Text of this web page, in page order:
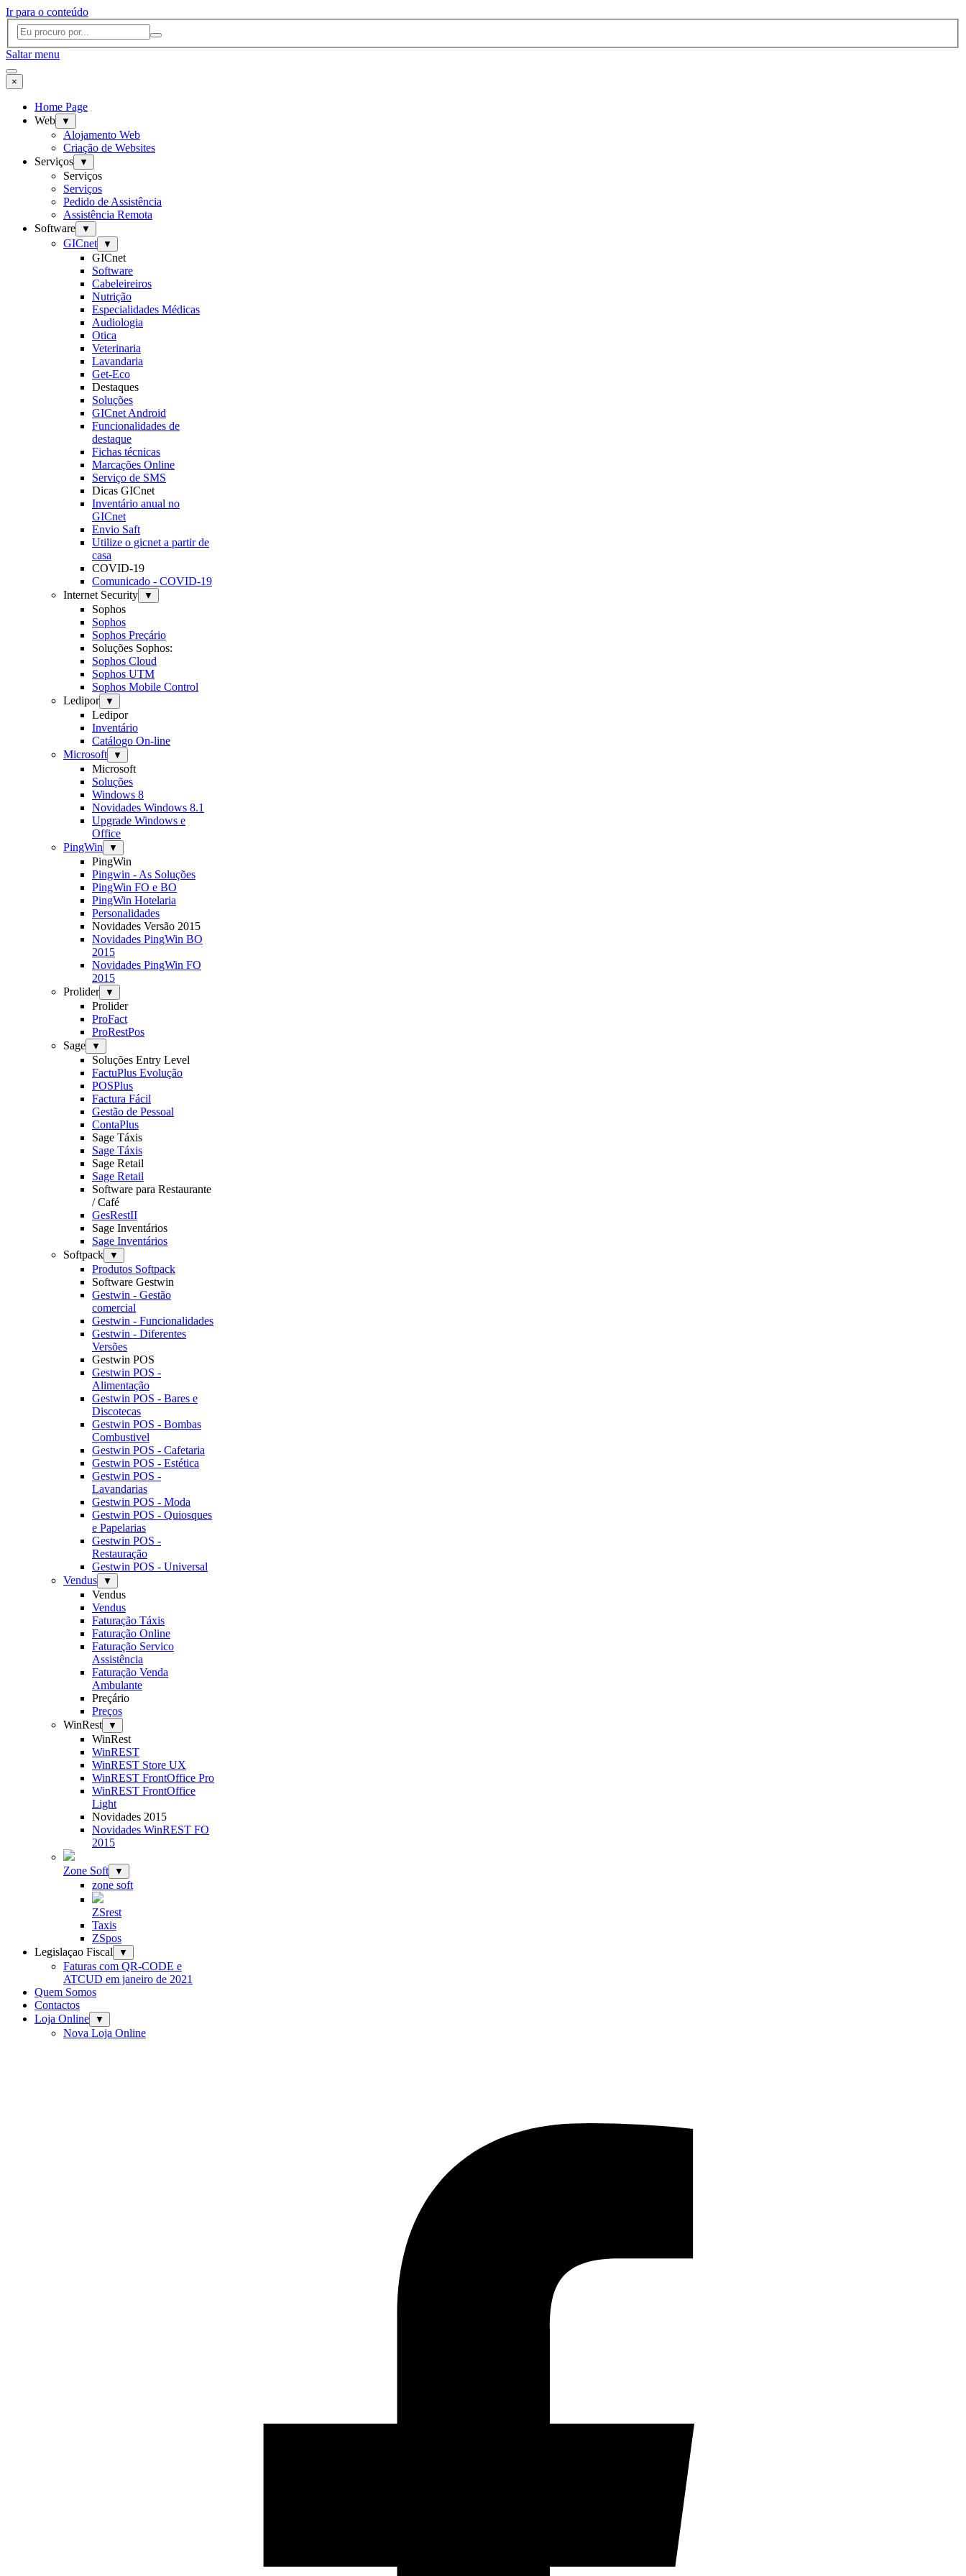
Ir para o conteúdo
Saltar menu
×
Home Page
Web
▼
Alojamento Web
Criação de Websites
Serviços
▼
Serviços
Serviços
Pedido de Assistência
Assistência Remota
Software
▼
GICnet ▼
GICnet
Software
Cabeleireiros
Nutrição
Especialidades Médicas
Audiologia
Otica
Veterinaria
Lavandaria
Get-Eco
Destaques
Soluções
GICnet Android
Funcionalidades de
destaque
Fichas técnicas
Marcações Online
Serviço de SMS
Dicas GICnet
Inventário anual no
GICnet
Envio Saft
Utilize o gicnet a partir de
casa
COVID-19
Comunicado - COVID-19
Internet Security
▼
Sophos
Sophos
Sophos Preçário
Soluções Sophos:
Sophos Cloud
Sophos UTM
Sophos Mobile Control
Ledipor
▼
Ledipor
Inventário
Catálogo On-line
Microsoft
▼
Microsoft
Soluções
Windows 8
Novidades Windows 8.1
Upgrade Windows e
Office
PingWin
▼
PingWin
Pingwin - As Soluções
PingWin FO e BO
PingWin Hotelaria
Personalidades
Novidades Versão 2015
Novidades PingWin BO
2015
Novidades PingWin FO
2015
Prolider
▼
Prolider
ProFact
ProRestPos
Sage
▼
Soluções Entry Level
FactuPlus Evolução
POSPlus
Factura Fácil
Gestão de Pessoal
ContaPlus
Sage Táxis
Sage Táxis
Sage Retail
Sage Retail
Software para Restaurante
/ Café
GesRestII
Sage Inventários
Sage Inventários
Softpack
▼
Produtos Softpack
Software Gestwin
Gestwin - Gestão
comercial
Gestwin - Funcionalidades
Gestwin - Diferentes
Versões
Gestwin POS
Gestwin POS -
Alimentação
Gestwin POS - Bares e
Discotecas
Gestwin POS - Bombas
Combustivel
Gestwin POS - Cafetaria
Gestwin POS - Estética
Gestwin POS -
Lavandarias
Gestwin POS - Moda
Gestwin POS - Quiosques
e Papelarias
Gestwin POS -
Restauração
Gestwin POS - Universal
Vendus
▼
Vendus
Vendus
Faturação Táxis
Faturação Online
Faturação Servico
Assistência
Faturação Venda
Ambulante
Preçário
Preços
WinRest
▼
WinRest
WinREST
WinREST Store UX
WinREST FrontOffice Pro
WinREST FrontOffice
Light
Novidades 2015
Novidades WinREST FO
2015
Zone Soft ▼
zone soft
ZSrest
Taxis
ZSpos
Legislaçao Fiscal
▼
Faturas com QR-CODE e
ATCUD em janeiro de 2021
Quem Somos
Contactos
Loja Online
▼
Nova Loja Online